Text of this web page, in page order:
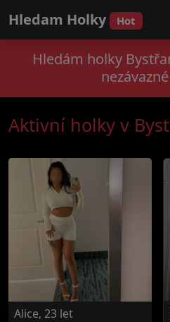
Hledam Holky Hot
Hledám holky
Aktivní holky v
Alice, 23 let